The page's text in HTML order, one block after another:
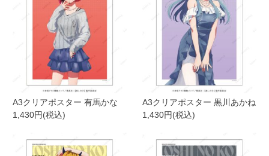
A3クリアポスター 有馬かな
1,430円(税込)
A3クリアポスター 黒川あかね
1,430円(税込)